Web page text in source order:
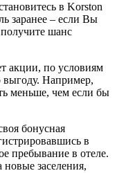
в Korston
заранее – если Вы
получите шанс
акции, по условиям
Например,
меньше, чем если бы
бонусная
в
пребывание в отеле.
заселения,